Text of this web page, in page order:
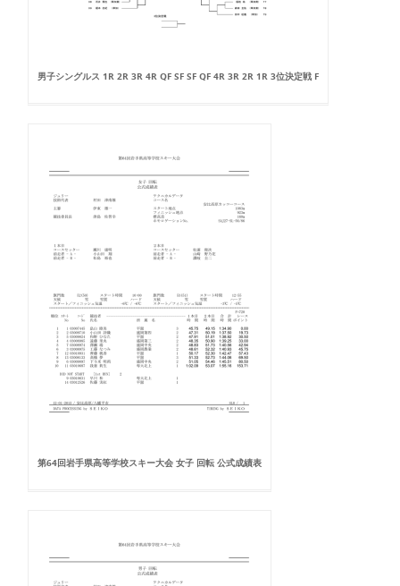
男子シングルス 1R 2R 3R 4R QF SF SF QF 4R 3R 2R 1R 3位決定戦 F
第64回岩手県高等学校スキー大会 女子 回転 公式成績表